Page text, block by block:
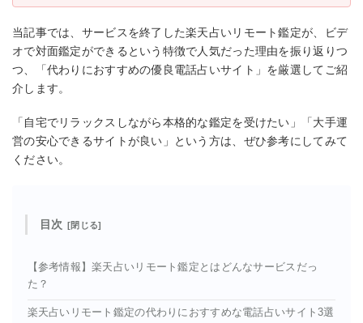
当記事では、サービスを終了した楽天占いリモート鑑定が、ビデ
オで対面鑑定ができるという特徴で人気だった理由を振り返りつ
つ、「代わりにおすすめの優良電話占いサイト」を厳選してご紹
介します。
「自宅でリラックスしながら本格的な鑑定を受けたい」「大手運
営の安心できるサイトが良い」という方は、ぜひ参考にしてみて
ください。
目次
【参考情報】楽天占いリモート鑑定とはどんなサービスだっ
た？
楽天占いリモート鑑定の代わりにおすすめな電話占いサイト3選